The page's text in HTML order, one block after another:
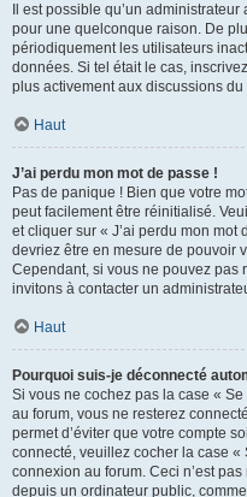
Il est possible qu’un
pour une quelconque raison. De
périodiquement les utilisateurs
données. Si tel était le cas,
plus activement aux discussions du
Haut
J’ai perdu mon mot de passe !
Pas de panique ! Bien que votre
peut facilement être réinitialisé.
et cliquer sur « J’ai perdu mon
devriez être en mesure de pouvoir
Cependant, si vous ne pouvez pas
invitons à contacter un
Haut
Pourquoi suis-je déconnecté
Si vous ne cochez pas la case «
au forum, vous ne resterez
permet d’éviter que votre compte
connecté, veuillez cocher la case
connexion au forum. Ceci n’est
depuis un ordinateur public,